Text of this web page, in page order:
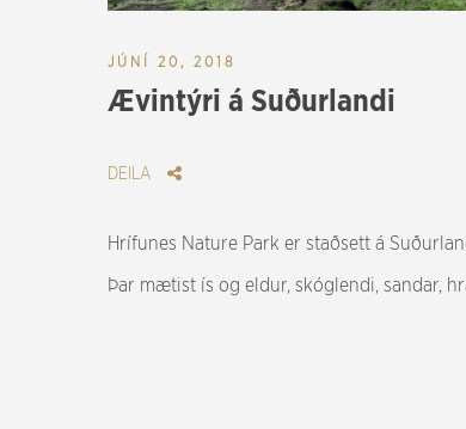
JÚNÍ 20, 2018
Ævintýri á Suðurlandi
DEILA
Hrífunes Nature Park er staðsett á
Þar mætist ís og eldur, skóglendi, sandar,